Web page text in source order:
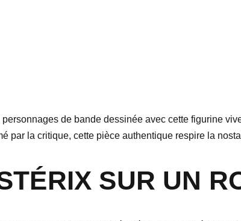
personnages de bande dessinée avec cette figurine
par la critique, cette pièce authentique respire la
SUR UN